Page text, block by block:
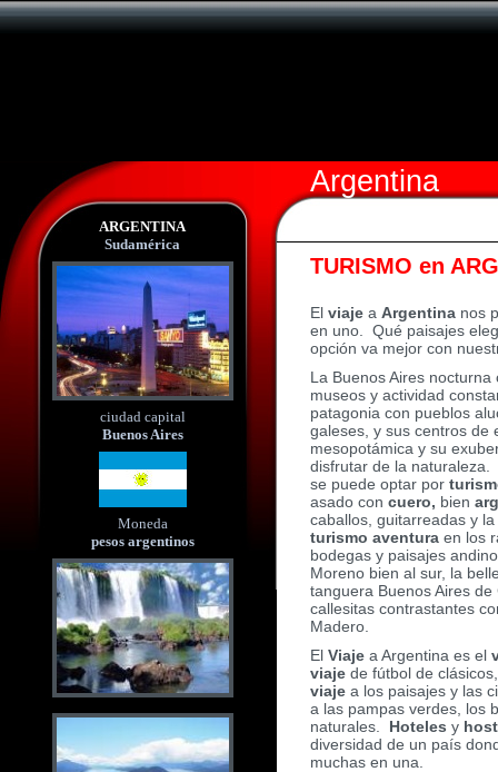
ARGENTINA
Sudamérica
ciudad capital
Buenos Aires
Moneda
pesos argentinos
Argentina
TURISMO en
El viaje a Argentina nos
en uno. Qué paisajes
opción va mejor con
La Buenos Aires
museos y actividad
patagonia con pueblos
galeses, y sus centros
mesopotámica y su
disfrutar de la
se puede optar por
asado con cuero, bien
caballos, guitarreadas y
turismo aventura en los
bodegas y paisajes
Moreno bien al sur, la
tanguera Buenos Aires
callesitas contrastantes
Madero.
El Viaje a Argentina es el
viaje de fútbol de
viaje a los paisajes y las
a las pampas verdes, los
naturales. Hoteles y
diversidad de un país
muchas en una.